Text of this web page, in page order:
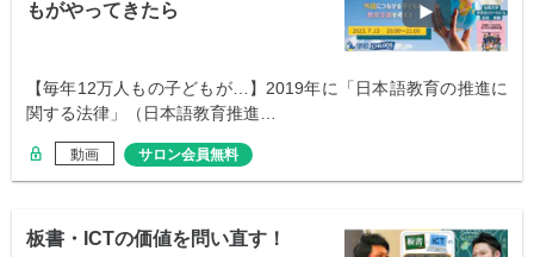
もがやってきたら
【毎年12万人もの子どもが…】2019年に「日本語教育の推進に
関する法律」（日本語教育推進…
動画 サロン会員無料
板書・ICTの価値を問い直す！